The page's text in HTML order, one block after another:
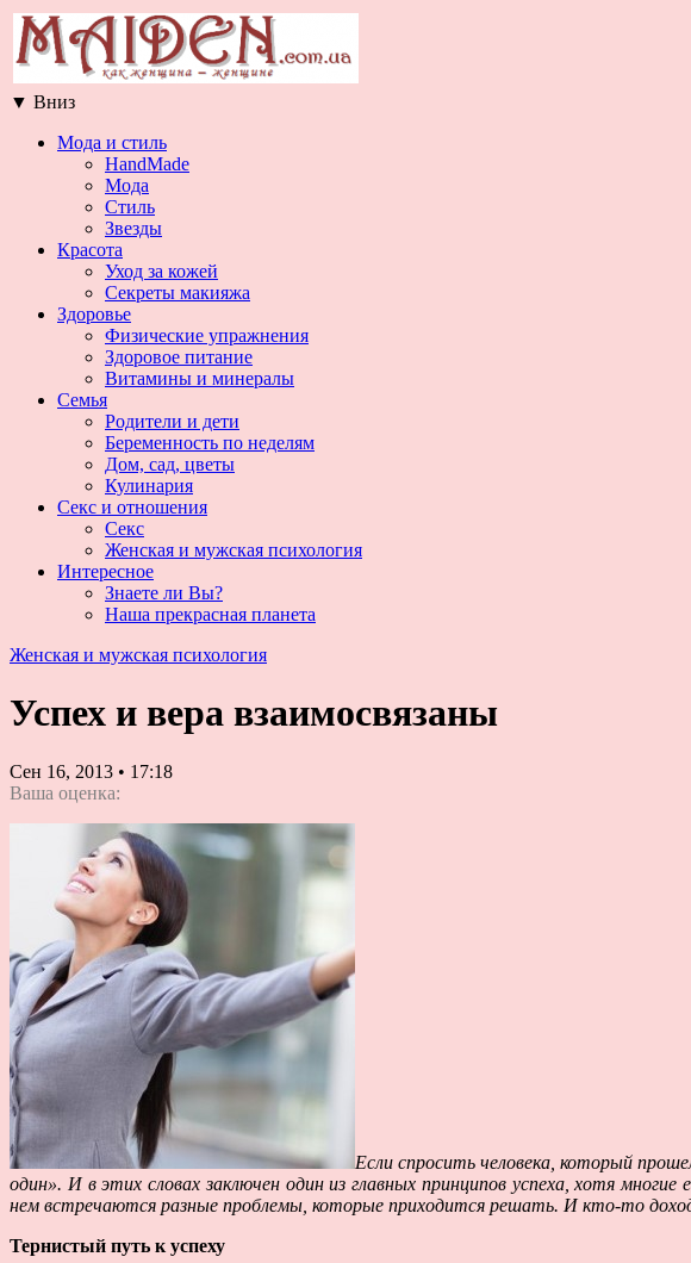
▼ Вниз
Мода и стиль
HandMade
Мода
Стиль
Звезды
Красота
Уход за кожей
Секреты макияжа
Здоровье
Физические упражнения
Здоровое питание
Витамины и минералы
Семья
Родители и дети
Беременность по неделям
Дом, сад, цветы
Кулинария
Секс и отношения
Секс
Женская и мужская психология
Интересное
Знаете ли Вы?
Наша прекрасная планета
Женская и мужская психология
Успех и вера взаимосвязаны
Сен 16, 2013 • 17:18
Ваша оценка:
Если спросить человека, который
один». И в этих словах заключен один из главных принципов успеха, хотя
нем встречаются разные проблемы, которые приходится решать. И кто-то
Тернистый путь к успеху